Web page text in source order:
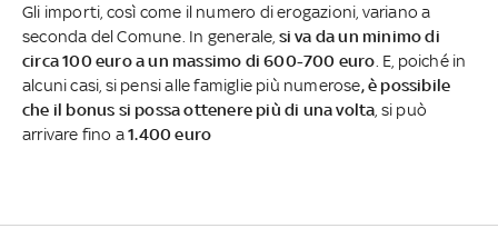
Gli importi, così come il numero di erogazioni, variano a
seconda del Comune. In generale, si va da un minimo di
circa 100 euro a un massimo di 600-700 euro. E, poiché in
alcuni casi, si pensi alle famiglie più numerose, è possibile
che il bonus si possa ottenere più di una volta, si può
arrivare fino a1.400 euro